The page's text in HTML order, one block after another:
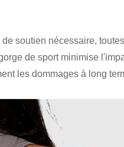
soutien nécessaire,
de sport minimise
les dommages à long